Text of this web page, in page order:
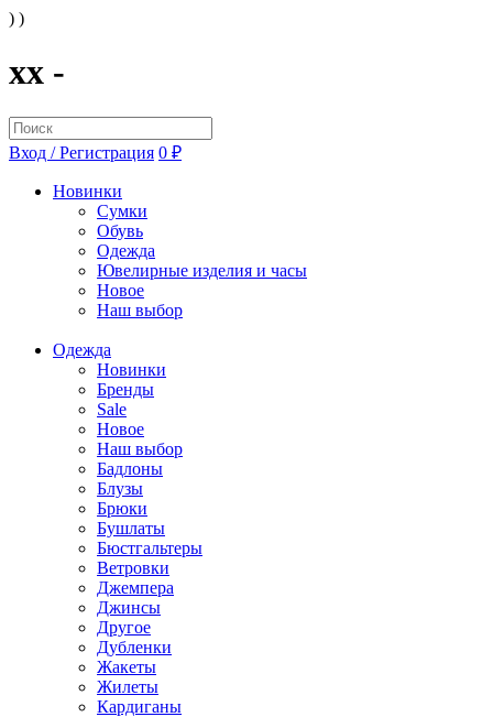
) )
xx -
Вход / Регистрация 0 ₽
Новинки
Сумки
Обувь
Одежда
Ювелирные изделия и часы
Новое
Наш выбор
Одежда
Новинки
Бренды
Sale
Новое
Наш выбор
Бадлоны
Блузы
Брюки
Бушлаты
Бюстгальтеры
Ветровки
Джемпера
Джинсы
Другое
Дубленки
Жакеты
Жилеты
Кардиганы